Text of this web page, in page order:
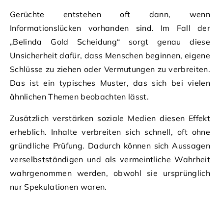
Gerüchte entstehen oft dann, wenn
Informationslücken vorhanden sind. Im Fall der
„Belinda Gold Scheidung“ sorgt genau diese
Unsicherheit dafür, dass Menschen beginnen, eigene
Schlüsse zu ziehen oder Vermutungen zu verbreiten.
Das ist ein typisches Muster, das sich bei vielen
ähnlichen Themen beobachten lässt.
Zusätzlich verstärken soziale Medien diesen Effekt
erheblich. Inhalte verbreiten sich schnell, oft ohne
gründliche Prüfung. Dadurch können sich Aussagen
verselbstständigen und als vermeintliche Wahrheit
wahrgenommen werden, obwohl sie ursprünglich
nur Spekulationen waren.